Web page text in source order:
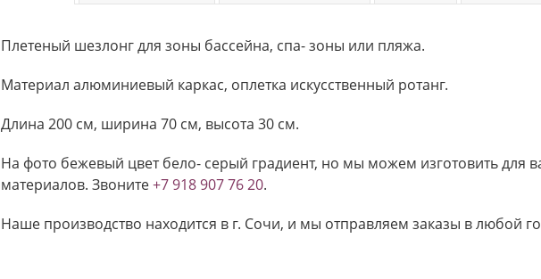
Плетеный шезлонг для зоны бассейна, спа- зоны или пляжа.
Материал алюминиевый каркас, оплетка искусственный ротанг.
Длина 200 см, ширина 70 см, высота 30 см.
На фото бежевый цвет бело- серый градиент, но мы можем изготовить для
материалов. Звоните+7 918 907 76 20.
Наше производство находится в г. Сочи, и мы отправляем заказы в любой